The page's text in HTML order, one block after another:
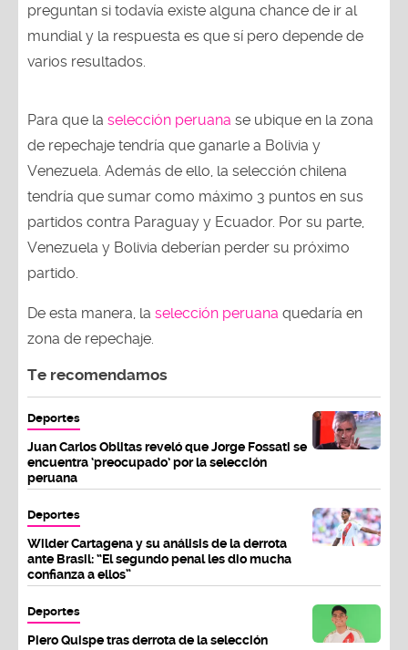
preguntan si todavía existe alguna chance de ir al
mundial y la respuesta es que sí pero depende de
varios resultados.
Para que la selección peruana se ubique en la zona
de repechaje tendría que ganarle a Bolivia y
Venezuela. Además de ello, la selección chilena
tendría que sumar como máximo 3 puntos en sus
partidos contra Paraguay y Ecuador. Por su parte,
Venezuela y Bolivia deberían perder su próximo
partido.
De esta manera, la selección peruana quedaría en
zona de repechaje.
Te recomendamos
Deportes
Juan Carlos Oblitas reveló que Jorge Fossati se
encuentra ‘preocupado’ por la selección
peruana
Deportes
Wilder Cartagena y su análisis de la derrota
ante Brasil: “El segundo penal les dio mucha
confianza a ellos”
Deportes
Piero Quispe tras derrota de la selección